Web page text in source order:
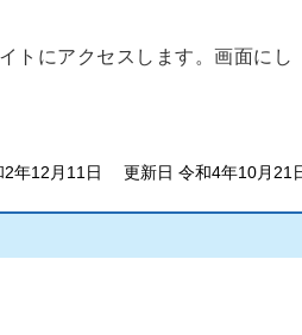
トにアクセスします。画面にし
年12月11日 更新日 令和4年10月21